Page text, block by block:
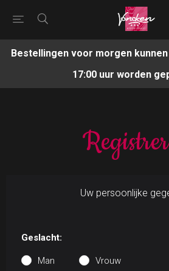
Bestellingen voor morgen
17:00 uur worden
Uw persoonlijke
Geslacht:
Man Vrouw